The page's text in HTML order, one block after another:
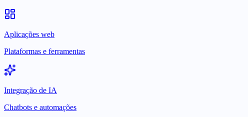
Aplicações web
Plataformas e ferramentas
Integração de IA
Chatbots e automações